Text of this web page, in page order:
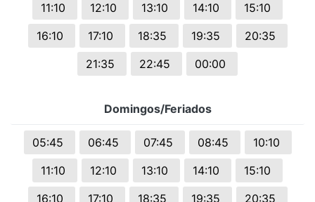
11:10
12:10 13:10 14:10
15:10
16:10
17:10 18:35 19:35
20:35
21:35
22:45 00:00
Domingos/Feriados
05:45 06:45 07:45 08:45
10:10
11:10
12:10 13:10 14:10
15:10
16:10
17:10 18:35 19:35
20:35